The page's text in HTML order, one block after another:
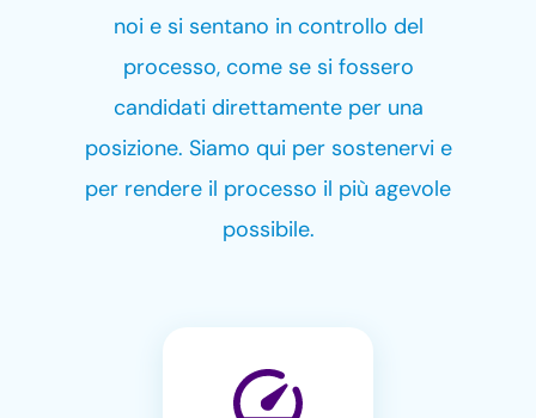
noi e si sentano in controllo del
processo, come se si fossero
candidati direttamente per una
posizione. Siamo qui per sostenervi e
per rendere il processo il più agevole
possibile.